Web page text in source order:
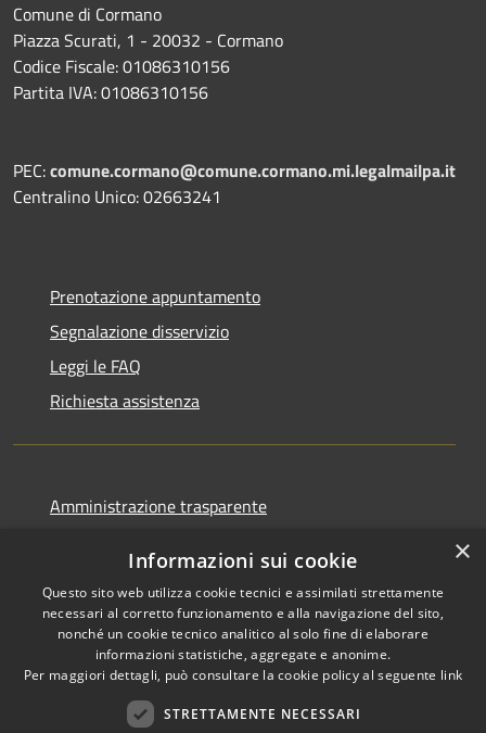
Comune di Cormano
Piazza Scurati, 1 - 20032 - Cormano
Codice Fiscale: 01086310156
Partita IVA: 01086310156
PEC:comune.cormano@comune.cormano.mi.legalmailpa.it
Centralino Unico: 02663241
Prenotazione appuntamento
Segnalazione disservizio
Leggi le FAQ
Richiesta assistenza
Amministrazione trasparente
Dichiarazione di accessibilità
Copyright © 2026 • Comune di
×
Informazioni sui cookie
Questo sito web utilizza cookie tecnici e assimilati strettamente
necessari al corretto funzionamento e alla navigazione del sito,
nonché un cookie tecnico analitico al solo fine di elaborare
informazioni statistiche, aggregate e anonime.
Per maggiori dettagli, può consultare la cookie policy al seguente link
STRETTAMENTE NECESSARI